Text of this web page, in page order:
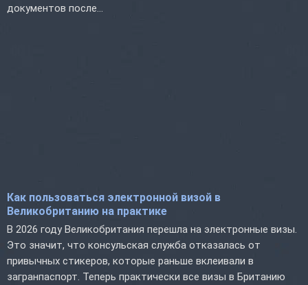
документов после...
Как пользоваться электронной визой в
Великобританию на практике
В 2026 году Великобритания перешла на электронные визы.
Это значит, что консульская служба отказалась от
привычных стикеров, которые раньше вклеивали в
загранпаспорт. Теперь практически все визы в Британию